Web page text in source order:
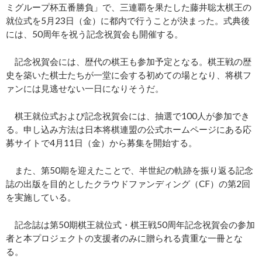
ミグループ杯五番勝負」で、三連覇を果たした藤井聡太棋王の
就位式を5月23日（金）に都内で行うことが決まった。式典後
には、50周年を祝う記念祝賀会も開催する。
記念祝賀会には、歴代の棋王も参加予定となる。棋王戦の歴
史を築いた棋士たちが一堂に会する初めての場となり、将棋フ
ァンには見逃せない一日になりそうだ。
棋王就位式および記念祝賀会には、抽選で100人が参加でき
る。申し込み方法は日本将棋連盟の公式ホームページにある応
募サイトで4月11日（金）から募集を開始する。
また、第50期を迎えたことで、半世紀の軌跡を振り返る記念
誌の出版を目的としたクラウドファンディング（CF）の第2回
を実施している。
記念誌は第50期棋王就位式・棋王戦50周年記念祝賀会の参加
者と本プロジェクトの支援者のみに贈られる貴重な一冊とな
る。